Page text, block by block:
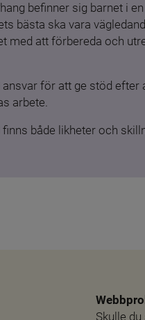
befinner sig barnet i
bästa ska vara
med att förbereda och
för att ge stöd efter
arbete.
både likheter och
Skulle